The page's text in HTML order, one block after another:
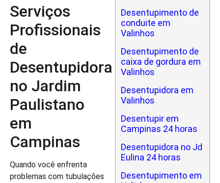
Serviços
Profissionais
de
Desentupidora
no Jardim
Paulistano
em
Campinas
Quando você enfrenta
problemas com tubulações
Desentupimento de
conduite em
Valinhos
Desentupimento de
caixa de gordura em
Valinhos
Desentupidora em
Valinhos
Desentupir em
Campinas 24 horas
Desentupidora no Jd
Eulina 24 horas
Desentupimento em